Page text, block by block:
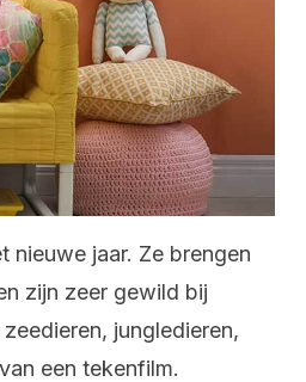
nieuwe jaar. Ze brengen
zijn zeer gewild bij
jungledieren,
een tekenfilm.